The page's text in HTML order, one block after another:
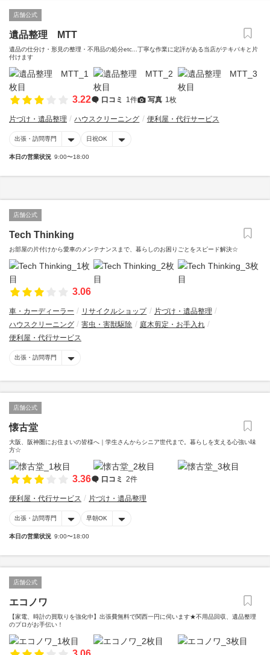
店舗公式
遺品整理 MTT
遺品の仕分け・形見の整理・不用品の処分etc...丁寧な作業に定評がある当店がテキパキと片
付けます
3.22 口コミ 1件 写真 1枚
片づけ・遺品整理 ハウスクリーニング 便利屋・代行サービス
出張・訪問専門 日祝OK
本日の営業状況 9:00〜18:00
店舗公式
Tech Thinking
お部屋の片付けから愛車のメンテナンスまで、暮らしのお困りごとをスピード解決☆
3.06
車・カーディーラー リサイクルショップ
片づけ・遺品整理
ハウスクリーニング
害虫・害獣駆除
庭木剪定・お手入れ
便利屋・代行サービス
出張・訪問専門
店舗公式
懐古堂
大阪、阪神圏にお住まいの皆様へ｜学生さんからシニア世代まで。暮らしを支える心強い味
方☆
3.36 口コミ 2件
便利屋・代行サービス 片づけ・遺品整理
出張・訪問専門 早朝OK
本日の営業状況 9:00〜18:00
店舗公式
エコノワ
【家電、時計の買取りを強化中】出張費無料で関西一円に伺います★不用品回収、遺品整理
のプロがお手伝い！